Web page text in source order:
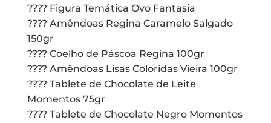
???? Figura Temática Ovo Fantasia
???? Amêndoas Regina Caramelo Salgado
150gr
???? Coelho de Páscoa Regina 100gr
???? Amêndoas Lisas Coloridas Vieira 100gr
???? Tablete de Chocolate de Leite
Momentos 75gr
???? Tablete de Chocolate Negro Momentos